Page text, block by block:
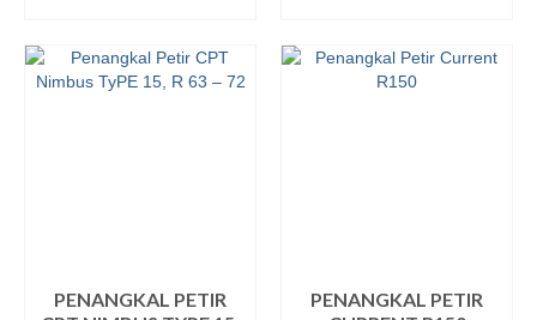
PENANGKAL PETIR
PENANGKAL PETIR